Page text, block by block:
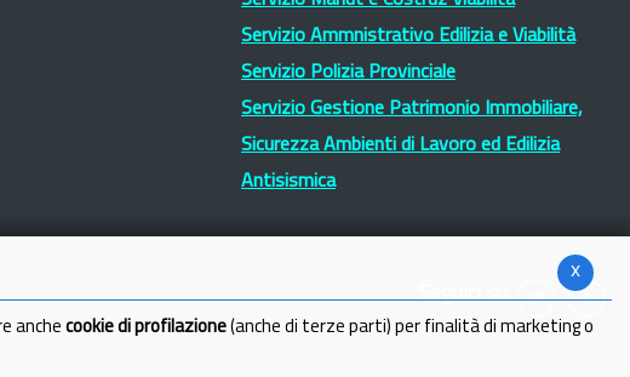
Servizio Ammnistrativo Edilizia e Viabilità
Servizio Polizia Provinciale
Servizio Gestione Patrimonio Immobiliare,
Sicurezza Ambienti di Lavoro ed Edilizia
Antisismica
Seguici su:
x
anche cookie di profilazione (anche di terze parti) per finalità di marketing o